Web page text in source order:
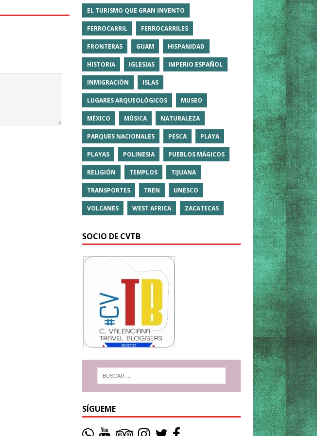
EL TURISMO QUE GRAN INVENTO
FERROCARRIL FERROCARRILES
FRONTERAS GUAM HISPANIDAD
HISTORIA IGLESIAS IMPERIO ESPAÑOL
INMIGRACIÓN ISLAS
LUGARES ARQUEOLÓGICOS MUSEO
MÉXICO MÚSICA NATURALEZA
PARQUES NACIONALES PESCA PLAYA
PLAYAS POLINESIA PUEBLOS MÁGICOS
RELIGIÓN TEMPLOS TIJUANA
TRANSPORTES TREN UNESCO
VOLCANES WEST AFRICA ZACATECAS
SOCIO DE CVTB
SÍGUEME